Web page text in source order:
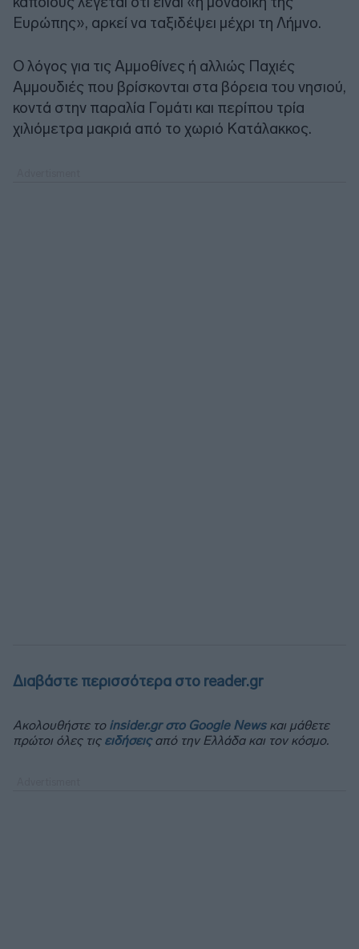
Ευρώπης», αρκεί να ταξιδέψει μέχρι τη Λήμνο.
Ο λόγος για τις Αμμοθίνες ή αλλιώς Παχιές
Αμμουδιές που βρίσκονται στα βόρεια του νησιού,
κοντά στην παραλία Γομάτι και περίπου τρία
χιλιόμετρα μακριά από το χωριό Κατάλακκος.
Διαβάστε περισσότερα στο reader.gr
Ακολουθήστε το insider.gr στο Google Newsκαι μάθετε
πρώτοι όλες τις ειδήσειςαπό την Ελλάδα και τον κόσμο.